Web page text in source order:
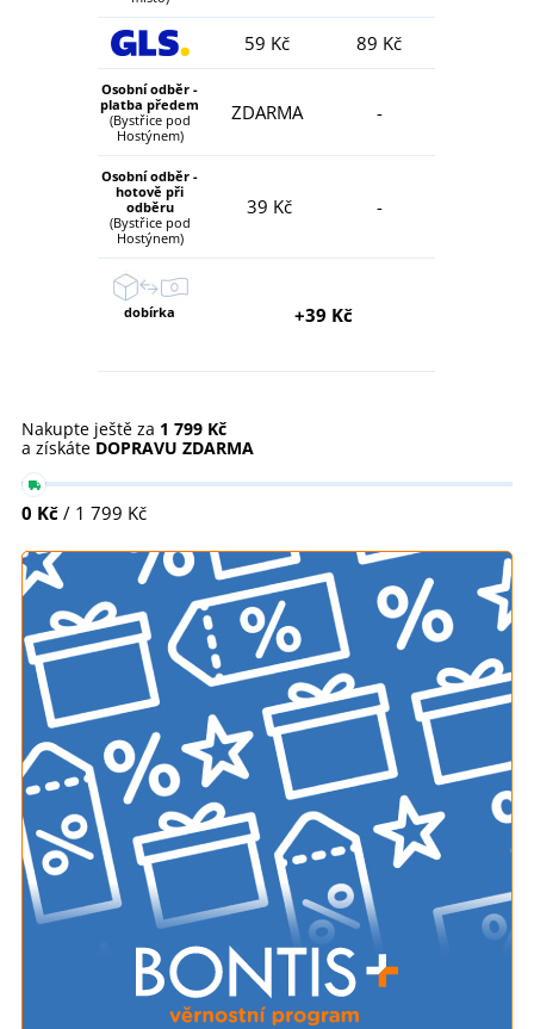
59 Kč 89 Kč
Osobní odběr -
platba předem
(Bystřice pod
Hostýnem)
ZDARMA -
Osobní odběr -
hotově při
odběru
(Bystřice pod
Hostýnem)
39 Kč -
dobírka +39 Kč
Nakupte ještě za 1 799 Kč
a získáte DOPRAVU ZDARMA
0 Kč / 1 799 Kč